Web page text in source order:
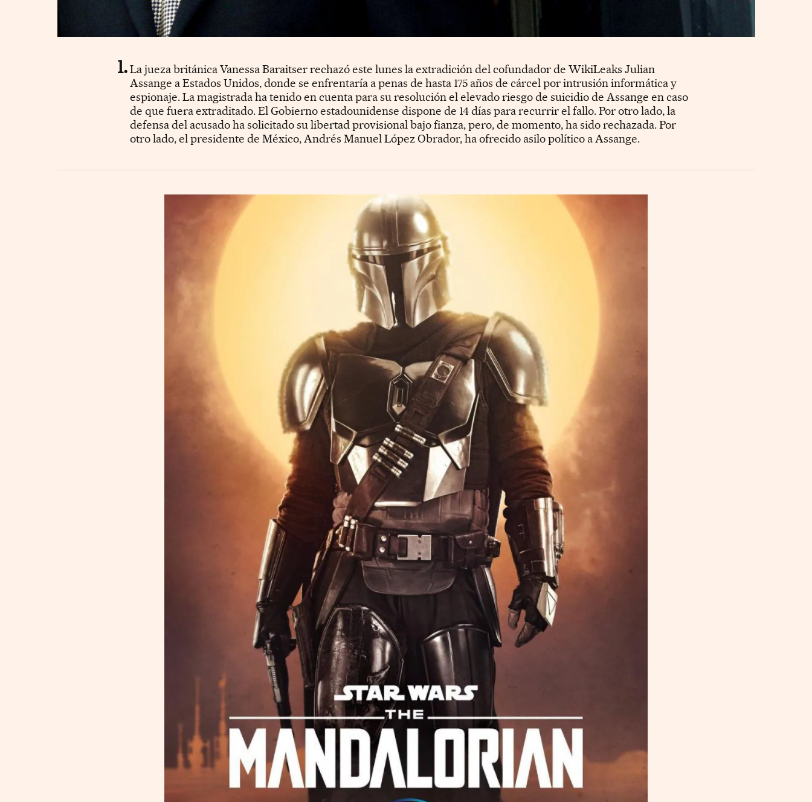
La jueza británica Vanessa Baraitser rechazó este lunes la extradición del cofundador de WikiLeaks Julian
Assange a Estados Unidos, donde se enfrentaría a penas de hasta 175 años de cárcel por intrusión informática y
espionaje. La magistrada ha tenido en cuenta para su resolución el elevado riesgo de suicidio de Assange en caso
de que fuera extraditado. El Gobierno estadounidense dispone de 14 días para recurrir el fallo. Por otro lado, la
defensa del acusado ha solicitado su libertad provisional bajo fianza, pero, de momento, ha sido rechazada. Por
otro lado, el presidente de México, Andrés Manuel López Obrador, ha ofrecido asilo político a Assange.